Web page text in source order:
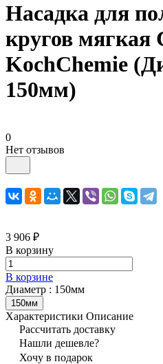
Насадка для
кругов мягкая
KochChemie
150мм)
0
Нет отзывов
3 906 ₽
В корзину
В корзине
Диаметр : 150мм
150мм
Характеристики Описание
Рассчитать доставку
Нашли дешевле?
Хочу в подарок